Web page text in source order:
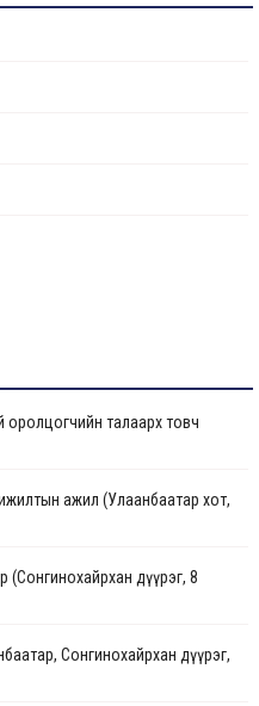
оролцогчийн талаарх товч
ажил (Улаанбаатар хот,
(Сонгинохайрхан дүүрэг, 8
Сонгинохайрхан дүүрэг,